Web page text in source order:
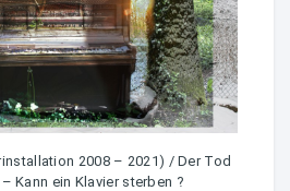
2008 – 2021) / Der Tod
Kann ein Klavier sterben ?